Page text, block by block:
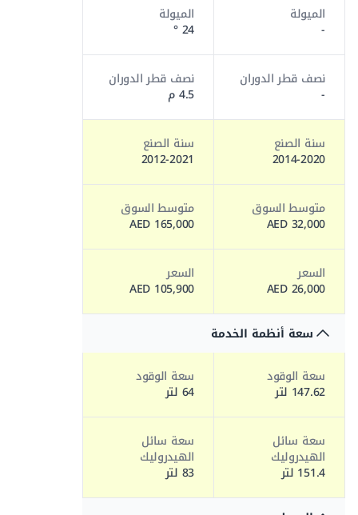
الميولة
-
الميولة
24 °
نصف قطر الدوران
-
نصف قطر الدوران
4.5 م
سنة الصنع
2014-2020
سنة الصنع
2012-2021
متوسط السوق
32,000 AED
متوسط السوق
165,000 AED
السعر
26,000 AED
السعر
105,900 AED
سعة أنظمة الخدمة
سعة الوقود
147.62 لتر
سعة الوقود
64 لتر
سعة سائل
الهيدروليك
151.4 لتر
سعة سائل
الهيدروليك
83 لتر